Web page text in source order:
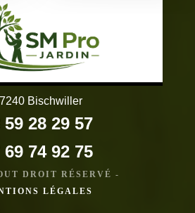
Bischwiller
59 28 29 57
69 74 92 75
DROIT RÉSERVÉ -
LÉGALES